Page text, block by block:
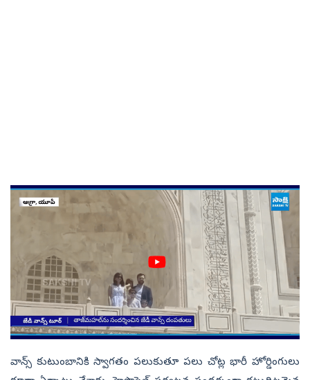
వాన్స్‌ కుటుంబానికి స్వాగతం పలుకుతూ పలు చోట్ల భారీ హోర్డింగులు